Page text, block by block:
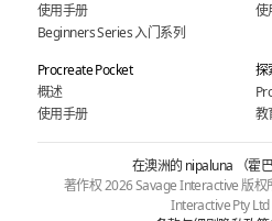
使用手册
Beginners Series 入门系列
使
Procreate Pocket
概述
使用手册
探
教
在澳洲的 nipaluna （霍
著作权 2026 Savage Interactive 版
Interactive Pty